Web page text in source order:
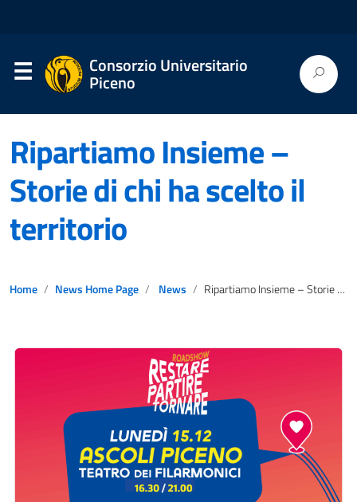
Consorzio Universitario
Piceno
Ripartiamo Insieme –
Storie di chi ha scelto il
territorio
Home News Home Page News Ripartiamo Insieme – Storie di chi ha scelto il territorio